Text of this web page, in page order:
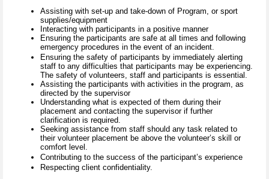
Assisting with set-up and take-down of Program, or sport
supplies/equipment
Interacting with participants in a positive manner
Ensuring the participants are safe at all times and following
emergency procedures in the event of an incident.
Ensuring the safety of participants by immediately alerting
staff to any difficulties that participants may be experiencing.
The safety of volunteers, staff and participants is essential.
Assisting the participants with activities in the program, as
directed by the supervisor
Understanding what is expected of them during their
placement and contacting the supervisor if further
clarification is required.
Seeking assistance from staff should any task related to
their volunteer placement be above the volunteer’s skill or
comfort level.
Contributing to the success of the participant’s experience
Respecting client confidentiality.